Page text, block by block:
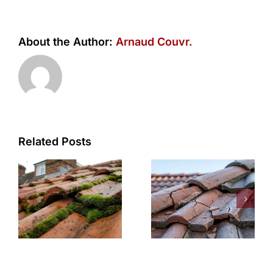
About the Author: Arnaud Couvr.
Related Posts